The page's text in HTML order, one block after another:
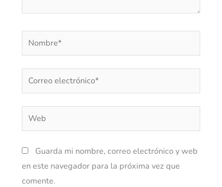
Nombre*
Correo
electrónico*
Web
Guarda mi nombre, correo electrónico y web
en este navegador para la próxima vez que
comente.